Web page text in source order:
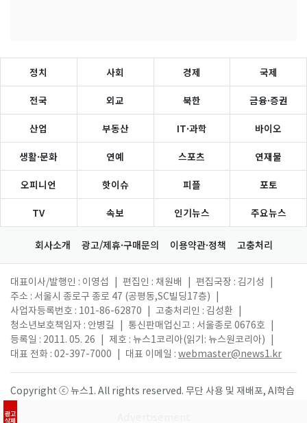
광고
삭제
정치 사회 경제 국제
전국 외교 북한 금융·증권
산업 부동산 IT·과학 바이오
생활·문화 연예 스포츠 연재물
오피니언 핫이슈 피플 포토
TV 속보 인기뉴스 주요뉴스
회사소개 광고/제휴·구매문의 이용약관·정책 고충처리
대표이사/발행인 : 이영섭 편집인 : 채원배 편집국장 : 김기성
주소 : 서울시 종로구 종로 47 (공평동,SC빌딩17층)
사업자등록번호 : 101-86-62870
고충처리인 : 김성환
청소년보호책임자 : 안병길
통신판매업신고 : 서울종로 0676호
등록일 : 2011. 05. 26
제호 : 뉴스1코리아(읽기: 뉴스원코리아)
대표 전화 : 02-397-7000
대표 이메일 : webmaster@news1.kr
Copyright ⓒ 뉴스1. All rights reserved. 무단 사용 및 재배포, AI학습